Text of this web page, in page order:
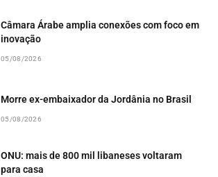
Câmara Árabe amplia conexões com foco em
inovação
05/08/2026
Morre ex-embaixador da Jordânia no Brasil
05/08/2026
ONU: mais de 800 mil libaneses voltaram
para casa